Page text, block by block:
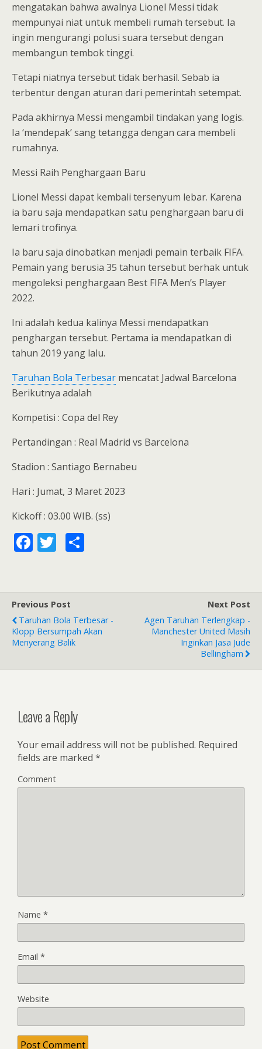
mengatakan bahwa awalnya Lionel Messi tidak
mempunyai niat untuk membeli rumah tersebut. Ia
ingin mengurangi polusi suara tersebut dengan
membangun tembok tinggi.
Tetapi niatnya tersebut tidak berhasil. Sebab ia
terbentur dengan aturan dari pemerintah setempat.
Pada akhirnya Messi mengambil tindakan yang logis.
Ia ‘mendepak’ sang tetangga dengan cara membeli
rumahnya.
Messi Raih Penghargaan Baru
Lionel Messi dapat kembali tersenyum lebar. Karena
ia baru saja mendapatkan satu penghargaan baru di
lemari trofinya.
Ia baru saja dinobatkan menjadi pemain terbaik FIFA.
Pemain yang berusia 35 tahun tersebut berhak untuk
mengoleksi penghargaan Best FIFA Men’s Player
2022.
Ini adalah kedua kalinya Messi mendapatkan
penghargan tersebut. Pertama ia mendapatkan di
tahun 2019 yang lalu.
Taruhan Bola Terbesar mencatat Jadwal Barcelona
Berikutnya adalah
Kompetisi : Copa del Rey
Pertandingan : Real Madrid vs Barcelona
Stadion : Santiago Bernabeu
Hari : Jumat, 3 Maret 2023
Kickoff : 03.00 WIB. (ss)
F
b
o
o
T
er
Previous Post
Taruhan Bola Terbesar -
Klopp Bersumpah Akan
Menyerang Balik
Next Post
Agen Taruhan Terlengkap -
Manchester United Masih
Inginkan Jasa Jude
Bellingham
Leave a Reply
Your email address will not be published. Required
fields are marked *
Comment
Name *
Email *
Website